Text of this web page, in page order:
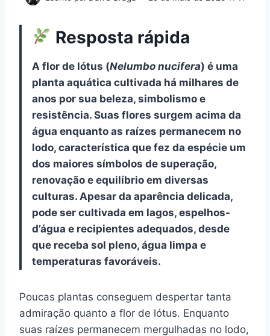
Resposta rápida
A flor de lótus (Nelumbo nucifera) é uma
planta aquática cultivada há milhares de
anos por sua beleza, simbolismo e
resistência. Suas flores surgem acima da
água enquanto as raízes permanecem no
lodo, característica que fez da espécie um
dos maiores símbolos de superação,
renovação e equilíbrio em diversas
culturas. Apesar da aparência delicada,
pode ser cultivada em lagos, espelhos-
d’água e recipientes adequados, desde
que receba sol pleno, água limpa e
temperaturas favoráveis.
Poucas plantas conseguem despertar tanta
admiração quanto a flor de lótus. Enquanto
suas raízes permanecem mergulhadas no lodo,